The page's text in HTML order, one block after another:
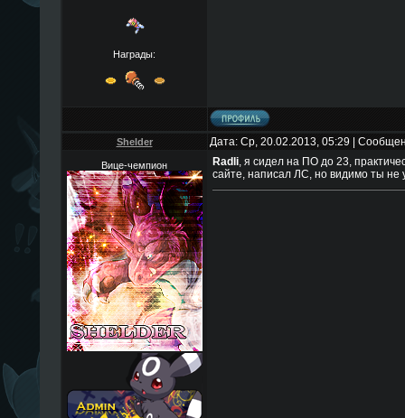
Награды:
Shelder Дата: Ср, 20.02.2013, 05:29 |
Вице-чемпион Radli, я сидел на ПО до 23,
сайте, написал ЛС, но видимо ты не